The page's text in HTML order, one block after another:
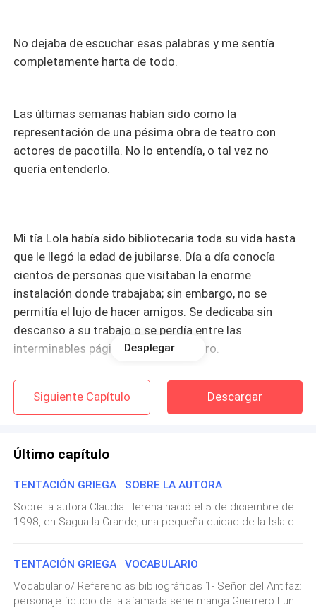
No dejaba de escuchar esas palabras y me sentía
completamente harta de todo.
Las últimas semanas habían sido como la
representación de una pésima obra de teatro con
actores de pacotilla. No lo entendía, o tal vez no
quería entenderlo.
Mi tía Lola había sido bibliotecaria toda su vida hasta
que le llegó la edad de jubilarse. Día a día conocía
cientos de personas que visitaban la enorme
instalación donde trabajaba; sin embargo, no se
permitía el lujo de hacer amigos. Se dedicaba sin
descanso a su trabajo o se perdía entre las
interminables páginas de un buen libro.
Tía Lola decía que era feliz viviendo de esa forma,
pero en el fondo podía apreciar en su expresión un
Lola Stevens, a sus cincuenta años, era una mujer
solitaria cuyo únicos tesoros en la vida consistían en,
afueras de Adelaida que había logrado remodelar con
mucho sacrificio; su más que generosa pensión y el
orgullo de la sobrina que había criado a su semejanza
Desplegar
Siguiente Capítulo Descargar
Último capítulo
TENTACIÓN GRIEGA SOBRE LA AUTORA
Sobre la autora Claudia Llerena nació el 5 de diciembre de
1998, en Sagua la Grande; una pequeña cuidad de la Isla de
pero se decidió a compartir sus escritos con el público en
2018. Estudia la carrera de Medicina mientras se dedica a
escribir. Comenzó autopublicando sus historias en
plataformas sin fines de lucro como Wattpad y Booknet.
TENTACIÓN GRIEGA VOCABULARIO
Vocabulario/ Referencias bibliográficas 1- Señor del Antifaz:
personaje ficticio de la afamada serie manga Guerrero Luna,